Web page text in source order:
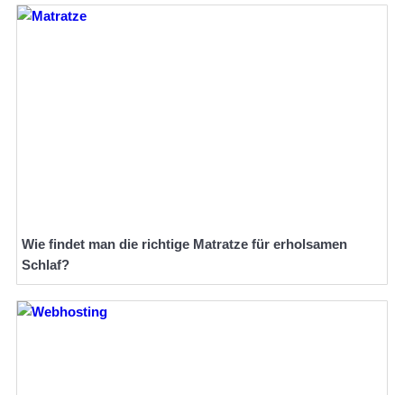
Wie findet man die richtige Matratze für erholsamen
Schlaf?